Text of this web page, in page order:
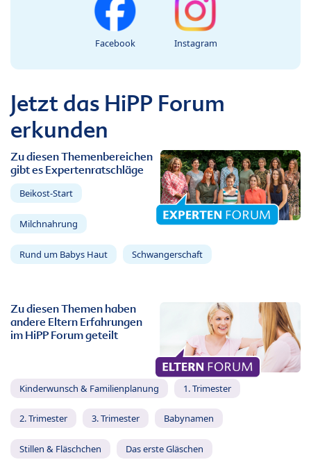
Facebook Instagram
Jetzt das HiPP Forum
erkunden
Zu diesen Themenbereichen
gibt es Expertenratschläge
Beikost-Start
Milchnahrung
Rund um Babys Haut Schwangerschaft
Zu diesen Themen haben
andere Eltern Erfahrungen
im HiPP Forum geteilt
Kinderwunsch & Familienplanung 1. Trimester
2. Trimester 3. Trimester Babynamen
Stillen & Fläschchen Das erste Gläschen